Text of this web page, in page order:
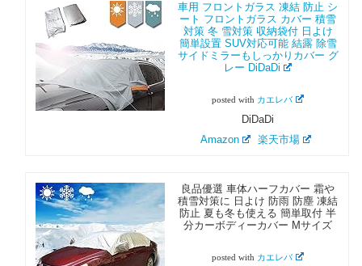
車用 フロントガラス 凍結 防止 シ
ート フロントガラス カバー 積雪
対策 冬 雪対策 収納袋付 日よけ
簡単設置 SUV対応可能 結露 除雪
サイドミラーもしっかりカバー グ
レー DiDaDi
posted with カエレバ
DiDaDi
Amazon
楽天市場
良品優選 車体ハーフカバー 霜や
積雪対策に 日よけ 防雨 防塵 凍結
防止 夏も冬も使える 簡単取付 半
分カーボディーカバー Mサイズ
posted with カエレバ